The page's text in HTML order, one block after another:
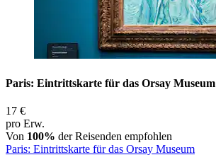
Paris: Eintrittskarte für das Orsay Museum
17 €
pro Erw.
Von 100% der Reisenden empfohlen
Paris: Eintrittskarte für das Orsay Museum